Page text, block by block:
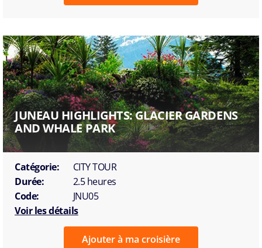
JUNEAU HIGHLIGHTS: GLACIER GARDENS
AND WHALE PARK
Catégorie:
CITY TOUR
Durée:
2.5 heures
Code:
JNU05
Voir les détails
Ajouter à ma croisière